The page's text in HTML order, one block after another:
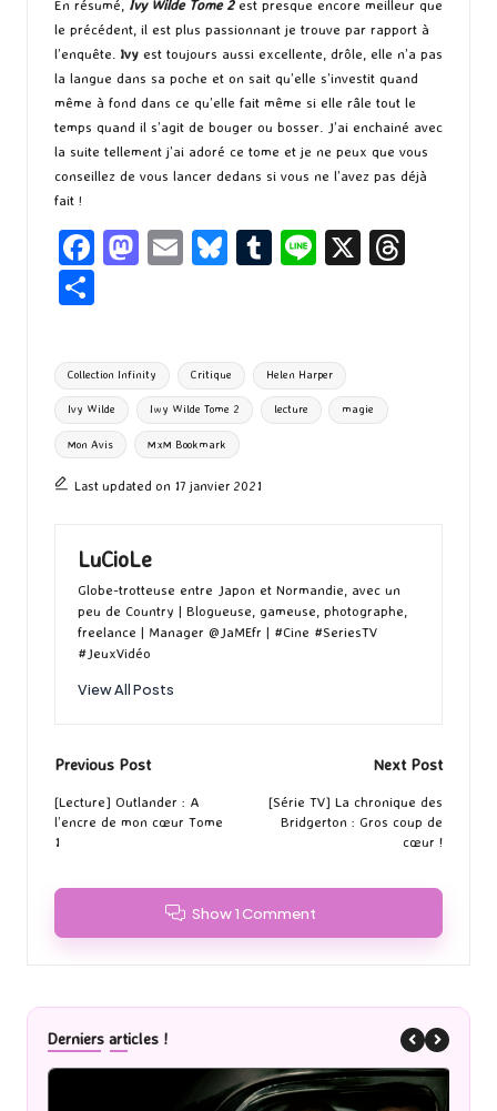
En résumé, Ivy Wilde Tome 2est presque encore meilleur que
le précédent, il est plus passionnant je trouve par rapport à
l’enquête. Ivy est toujours aussi excellente, drôle, elle n’a pas
la langue dans sa poche et on sait qu’elle s’investit quand
même à fond dans ce qu’elle fait même si elle râle tout le
temps quand il s’agit de bouger ou bosser. J’ai enchainé avec
la suite tellement j’ai adoré ce tome et je ne peux que vous
conseillez de vous lancer dedans si vous ne l’avez pas déjà
fait !
Fa
o
o
k
M
d
o
n
E
l
Bl
ky
T
bl
r
Li X
ta
g
er
Tags:
Collection Infinity Critique Helen Harper
Ivy Wilde Iwy Wilde Tome 2 lecture magie
Mon Avis MxM Bookmark
Last updated on 17 janvier 2021
LuCioLe
Globe-trotteuse entre Japon et Normandie, avec un
peu de Country | Blogueuse, gameuse, photographe,
freelance | Manager @JaMEfr | #Cine #SeriesTV
#JeuxVidéo
View All Posts
Post
navigation
Previous Post
[Lecture] Outlander : A
l’encre de mon cœur Tome
1
Next Post
[Série TV] La chronique des
Bridgerton : Gros coup de
cœur !
Show 1 Comment
Derniers articles !